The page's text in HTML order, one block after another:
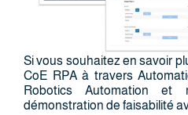
Si vous souhaitez en savoir
CoE RPA à travers
Robotics Automation et
démonstration de faisabilité